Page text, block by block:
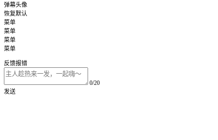
弹幕头像
恢复默认
菜单
菜单
菜单
菜单
反馈报错
0/20
发送